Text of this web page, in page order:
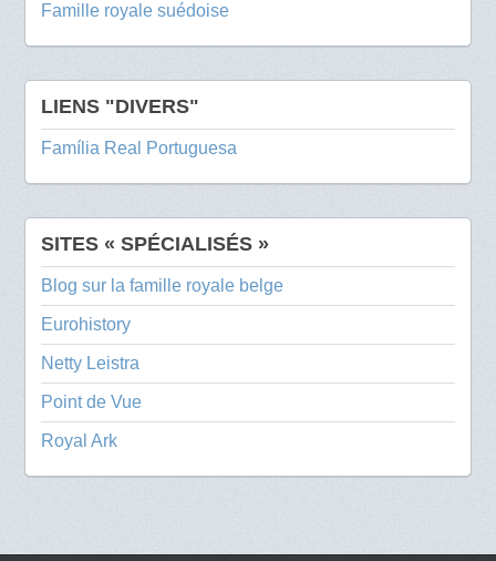
Famille royale suédoise
LIENS "DIVERS"
Família Real Portuguesa
SITES « SPÉCIALISÉS »
Blog sur la famille royale belge
Eurohistory
Netty Leistra
Point de Vue
Royal Ark